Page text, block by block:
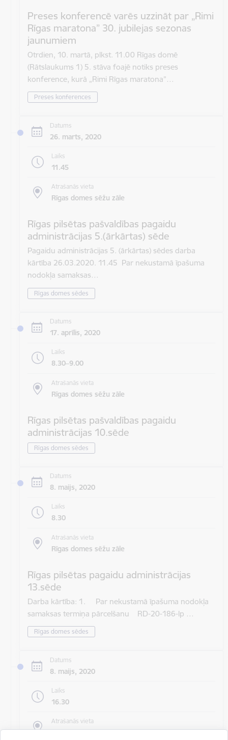
Preses konferencē varēs uzzināt par „Rimi
Rīgas maratona” 30. jubilejas sezonas
jaunumiem
Otrdien, 10. martā, plkst. 11.00 Rīgas domē
(Rātslaukums 1) 5. stāva foajē notiks preses
konference, kurā „Rimi Rīgas maratona”…
Preses konferences
Datums
26. marts, 2020
Laiks
11.45
Atrašanās vieta
Rīgas domes sēžu zāle
Rīgas pilsētas pašvaldības pagaidu
administrācijas 5.(ārkārtas) sēde
Pagaidu administrācijas 5. (ārkārtas) sēdes darba
kārtība 26.03.2020. 11.45 Par nekustamā īpašuma
nodokļa samaksas…
Rīgas domes sēdes
Datums
17. aprīlis, 2020
Laiks
8.30–9.00
Atrašanās vieta
Rīgas domes sēžu zāle
Rīgas pilsētas pašvaldības pagaidu
administrācijas 10.sēde
Rīgas domes sēdes
Datums
8. maijs, 2020
Laiks
8.30
Atrašanās vieta
Rīgas domes sēžu zāle
Rīgas pilsētas pagaidu administrācijas
13.sēde
Darba kārtība: 1. Par nekustamā īpašuma nodokļa
samaksas termiņa pārcelšanu RD-20-186-lp …
Rīgas domes sēdes
Datums
8. maijs, 2020
Laiks
16.30
Atrašanās vieta
Rīgas domes sēžu zāle